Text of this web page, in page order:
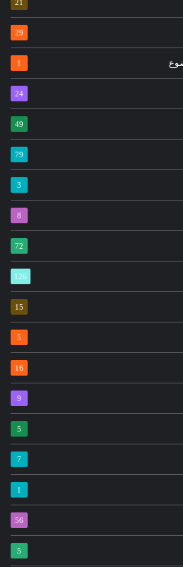
21
29
1
24
49
79
3
8
72
126
15
5
16
9
5
7
1
56
5